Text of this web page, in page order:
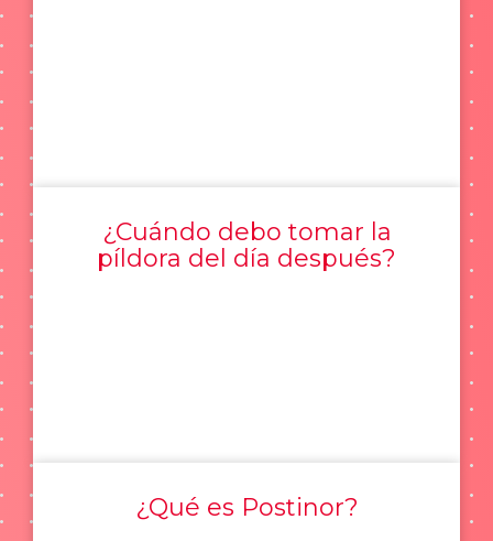
¿Cuándo debo tomar la
píldora del día después?
¿Qué es Postinor?